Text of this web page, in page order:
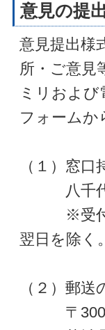
意見の提
意見提出様
所・ご意見
ミリおよ
フォームか
（１）窓
八千代町
※受付時
翌日を除く
（２）郵送
〒300-